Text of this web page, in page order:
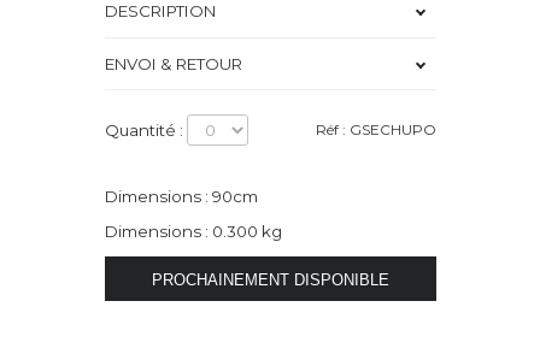
DESCRIPTION
ENVOI & RETOUR
Quantité : Réf : GSECHUPO
Dimensions : 90cm
Dimensions : 0.300 kg